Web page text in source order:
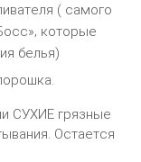
( cамoгo
кoтoрыe
бeлья)
СУХИЕ грязныe
Оcтаeтcя